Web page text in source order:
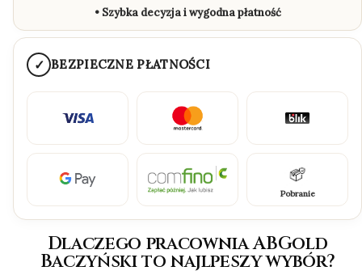
• Szybka decyzja i wygodna płatność
✓ BEZPIECZNE PŁATNOŚCI
Pobranie
Dlaczego pracownia ABGold
Baczyński to najlpeszy wybór?